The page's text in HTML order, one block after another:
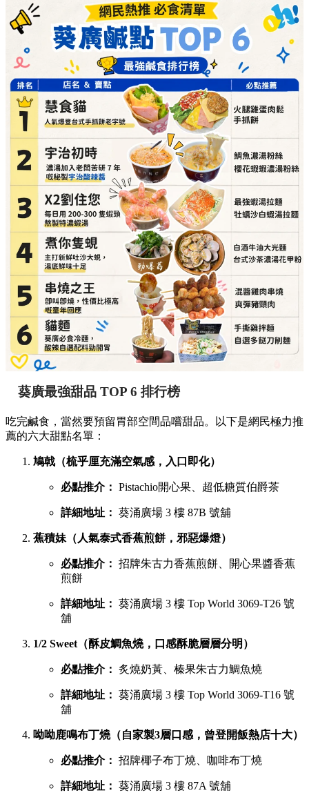
葵廣最強甜品 TOP 6 排行榜
吃完鹹食，當然要預留胃部空間品嚐甜品。以下是網民極力推
薦的六大甜點名單：
鳩戟（梳乎厘充滿空氣感，入口即化）
必點推介： Pistachio開心果、超低糖質伯爵茶
詳細地址： 葵涌廣場 3 樓 87B 號舖
蕉積妹（人氣泰式香蕉煎餅，邪惡爆燈）
必點推介： 招牌朱古力香蕉煎餅、開心果醬香蕉
煎餅
詳細地址： 葵涌廣場 3 樓 Top World 3069-T26 號
舖
1/2 Sweet（酥皮鯛魚燒，口感酥脆層層分明）
必點推介： 炙燒奶黃、榛果朱古力鯛魚燒
詳細地址： 葵涌廣場 3 樓 Top World 3069-T16 號
舖
呦呦鹿鳴布丁燒（自家製3層口感，曾登開飯熱店十大）
必點推介： 招牌椰子布丁燒、咖啡布丁燒
詳細地址： 葵涌廣場 3 樓 87A 號舖